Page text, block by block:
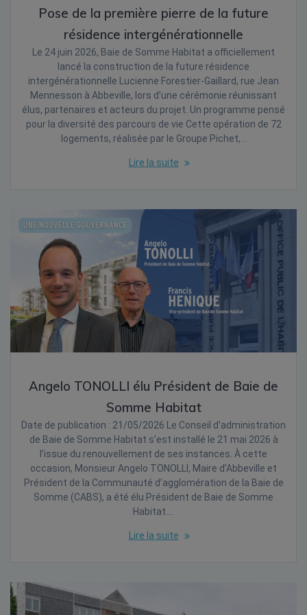
Pose de la première pierre de la future
résidence intergénérationnelle
Le 24 juin 2026, Baie de Somme Habitat a officiellement
lancé la construction de la future résidence
intergénérationnelle Lucienne Forestier-Gaillard, rue Jean
Mennesson à Abbeville, lors d’une cérémonie réunissant
élus, partenaires et acteurs du projet. Un programme pensé
pour la diversité des parcours de vie Cette opération de 72
logements, réalisée par le Groupe Pichet,…
Lire la suite
Angelo TONOLLI élu Président de Baie de
Somme Habitat
Date de publication : 21/05/2026 Le Conseil d’administration
de Baie de Somme Habitat s’est installé le 21 mai 2026 à
l’issue du renouvellement de ses instances. À cette
occasion, Monsieur Angelo TONOLLI, Maire d’Abbeville et
Président de la Communauté d’agglomération de la Baie de
Somme (CABS), a été élu Président de Baie de Somme
Habitat.…
Lire la suite